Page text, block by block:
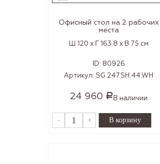
Офисный стол на 2 рабочих
места
Ш 120 x Г 163.8 x В 75 см
ID: 80926
Артикул: SG.247.SH.44.WH
24 960 РВ наличии
- +